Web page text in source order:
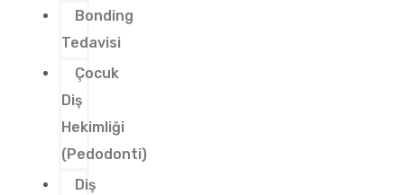
Bonding
Tedavisi
Çocuk
Diş
Hekimliği
(Pedodonti)
Diş